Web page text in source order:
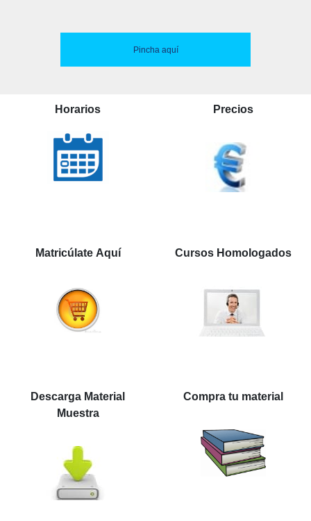
Pincha aquí
Horarios Precios
Matricúlate Aquí Cursos Homologados
Descarga Material
Muestra
Compra tu material